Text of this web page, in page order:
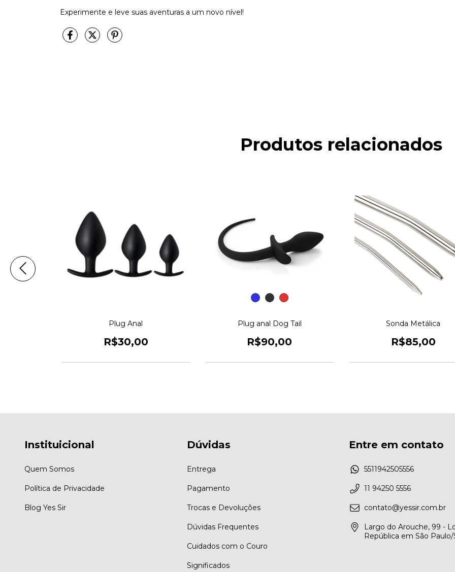
Experimente e leve suas aventuras a um novo nível!
Produtos relacionados
Plug Anal
R$30,00
Plug anal Dog Tail
R$90,00
Sonda Metálica
R$85,00
Instituicional
Quem Somos
Política de Privacidade
Blog Yes Sir
Dúvidas
Entrega
Pagamento
Trocas e Devoluções
Dúvidas Frequentes
Cuidados com o Couro
Significados
Entre em contato
5511942505556
11 94250 5556
contato@yessir.com.br
Largo do Arouche, 99 -
República em São Paulo/